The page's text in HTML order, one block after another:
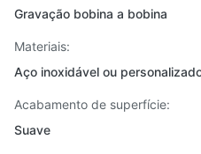
Gravação bobina a bobina
Materiais:
Aço inoxidável ou
Acabamento de superfície:
Suave